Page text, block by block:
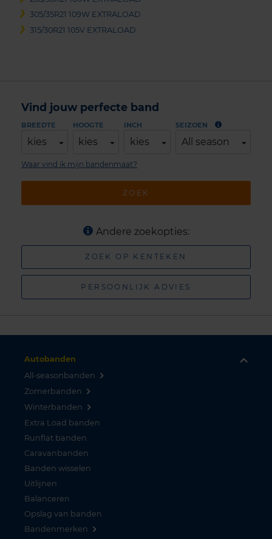
305/35R21 109W EXTRALOAD
315/30R21 105V EXTRALOAD
Vind jouw perfecte band
BREEDTE
kies
HOOGTE
kies
INCH
kies
SEIZOEN
All season
ZOEK
Waar vind ik mijn bandenmaat?
Andere zoekopties:
ZOEK OP KENTEKEN
PERSOONLIJK ADVIES
Autobanden
All-seasonbanden
Zomerbanden
Winterbanden
Extra Load banden
Runflat banden
Caravanbanden
Banden wisselen
Uitlijnen
Balanceren
Opslag van banden
Bandenmerken